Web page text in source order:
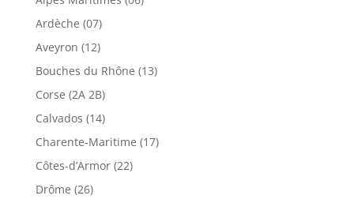
Ardèche (07)
Aveyron (12)
Bouches du Rhône (13)
Corse (2A 2B)
Calvados (14)
Charente-Maritime (17)
Côtes-d’Armor (22)
Drôme (26)